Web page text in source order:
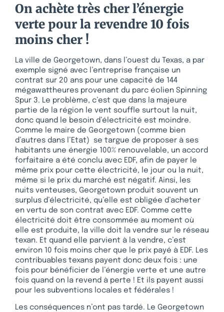
On achète très cher l’énergie
verte pour la revendre 10 fois
moins cher !
La ville de Georgetown, dans l’ouest du Texas, a par
exemple signé avec l’entreprise française un
contrat sur 20 ans pour une capacité de 144
mégawattheures provenant du parc éolien Spinning
Spur 3. Le problème, c’est que dans la majeure
partie de la région le vent souffle surtout la nuit,
donc quand le besoin d’électricité est moindre.
Comme le maire de Georgetown (comme bien
d’autres dans l’Etat) se targue de proposer à ses
habitants une énergie 100% renouvelable, un accord
forfaitaire a été conclu avec EDF, afin de payer le
même prix pour cette électricité, le jour ou la nuit,
même si le prix du marché est négatif. Ainsi, les
nuits venteuses, Georgetown produit souvent un
surplus d’électricité, qu’elle est obligée d’acheter
en vertu de son contrat avec EDF. Comme cette
électricité doit être consommée au moment où
elle est produite, la ville doit la vendre sur le réseau
texan. Et quand elle parvient à la vendre, c’est
environ 10 fois moins cher que le prix payé à EDF. Les
contribuables texans payent donc deux fois : une
fois pour bénéficier de l’énergie verte et une autre
fois quand on la revend à perte ! Et ils payent aussi
pour les subventions locales et fédérales !
Les conséquences n’ont pas tardé. Le Georgetown